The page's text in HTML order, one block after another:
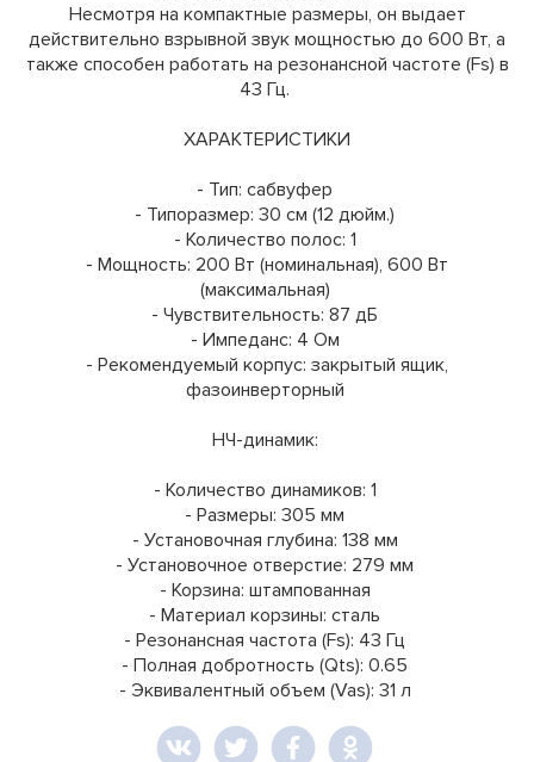
Несмотря на компактные размеры, он выдает
действительно взрывной звук мощностью до 600 Вт, а
также способен работать на резонансной частоте (Fs) в
43 Гц.
ХАРАКТЕРИСТИКИ
- Тип: сабвуфер
- Типоразмер: 30 см (12 дюйм.)
- Количество полос: 1
- Мощность: 200 Вт (номинальная), 600 Вт
(максимальная)
- Чувствительность: 87 дБ
- Импеданс: 4 Ом
- Рекомендуемый корпус: закрытый ящик,
фазоинверторный
НЧ-динамик:
- Количество динамиков: 1
- Размеры: 305 мм
- Установочная глубина: 138 мм
- Установочное отверстие: 279 мм
- Корзина: штампованная
- Материал корзины: сталь
- Резонансная частота (Fs): 43 Гц
- Полная добротность (Qts): 0.65
- Эквивалентный объем (Vas): 31 л